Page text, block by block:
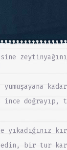
ince doğrayıp,
bir tur